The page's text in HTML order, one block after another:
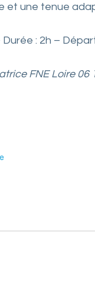
et une tenue
: 2h –
FNE Loire 06